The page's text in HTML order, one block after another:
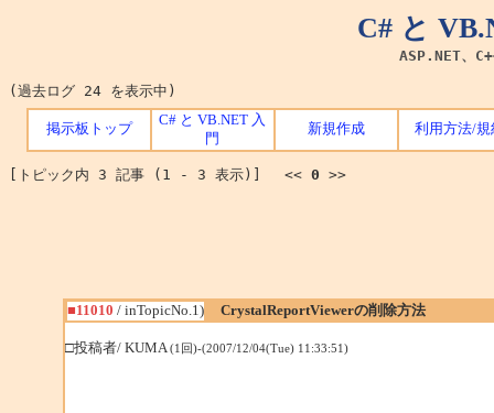
C# と
ASP.NET、
(過去ログ 24 を表示中)
掲示板トップ
C# と VB.NET 入
門
新規作成 利用方法/規
[トピック内 3 記事 (1 - 3 表示)] << 0 >>
■11010 / inTopicNo.1) CrystalReportViewerの削除方法
□投稿者/ KUMA(1回)-(2007/12/04(Tue) 11:33:51)